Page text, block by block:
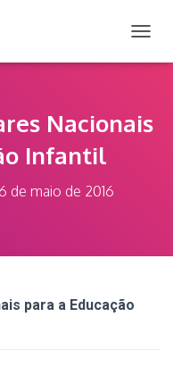
L
N
Nacionais
Infantil
de maio de 2016
para a Educação